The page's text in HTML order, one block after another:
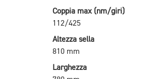
Coppia max (nm/giri)
112/425
Altezza sella
810 mm
Larghezza